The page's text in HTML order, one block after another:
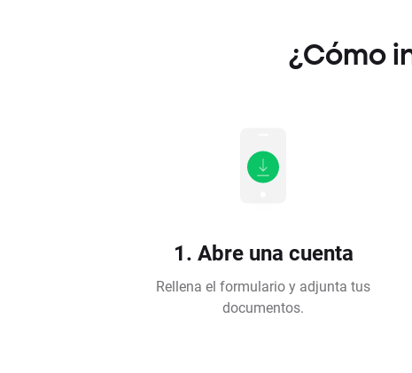
¿Cómo
1. Abre una cuenta
Rellena el formulario y adjunta tus
documentos.